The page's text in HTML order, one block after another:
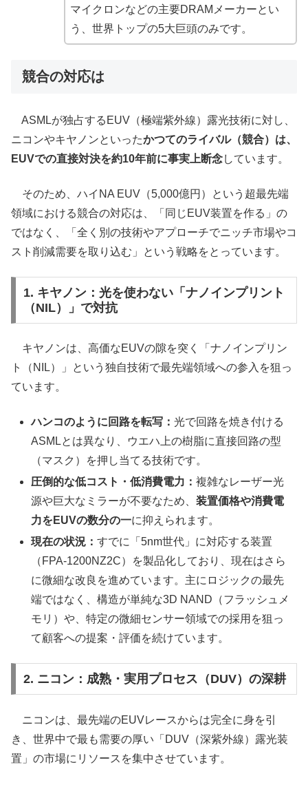
マイクロンなどの主要DRAMメーカーとい
う、世界トップの5大巨頭のみです。
競合の対応は
ASMLが独占するEUV（極端紫外線）露光技術に対し、
ニコンやキヤノンといったかつてのライバル（競合）は、
EUVでの直接対決を約10年前に事実上断念しています。
そのため、ハイNA EUV（5,000億円）という超最先端
領域における競合の対応は、「同じEUV装置を作る」の
ではなく、「全く別の技術やアプローチでニッチ市場やコ
スト削減需要を取り込む」という戦略をとっています。
1. キヤノン：光を使わない「ナノインプリント
（NIL）」で対抗
キヤノンは、高価なEUVの隙を突く「ナノインプリン
ト（NIL）」という独自技術で最先端領域への参入を狙っ
ています。
ハンコのように回路を転写：光で回路を焼き付ける
ASMLとは異なり、ウエハ上の樹脂に直接回路の型
（マスク）を押し当てる技術です。
圧倒的な低コスト・低消費電力：複雑なレーザー光
源や巨大なミラーが不要なため、装置価格や消費電
力をEUVの数分の一に抑えられます。
現在の状況：すでに「5nm世代」に対応する装置
（FPA-1200NZ2C）を製品化しており、現在はさら
に微細な改良を進めています。主にロジックの最先
端ではなく、構造が単純な3D NAND（フラッシュメ
モリ）や、特定の微細センサー領域での採用を狙っ
て顧客への提案・評価を続けています。
2. ニコン：成熟・実用プロセス（DUV）の深耕
ニコンは、最先端のEUVレースからは完全に身を引
き、世界中で最も需要の厚い「DUV（深紫外線）露光装
置」の市場にリソースを集中させています。